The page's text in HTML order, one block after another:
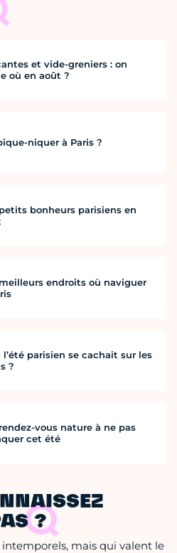
et vide-greniers : on
où en août ?
niquer à Paris ?
bonheurs parisiens en
endroits où naviguer
l’été parisien se cachait sur les
?
vous nature à ne pas
cet été
?
mais qui valent le